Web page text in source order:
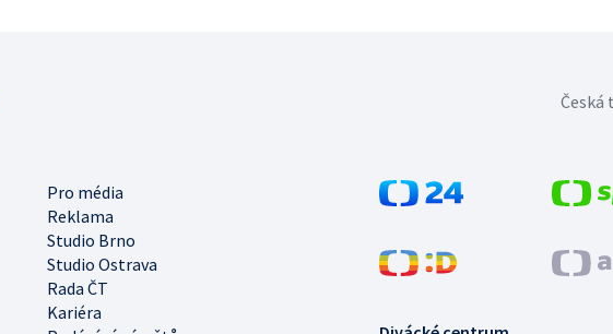
Pro média
Reklama
Studio Brno
Studio Ostrava
Rada ČT
Kariéra
Česká